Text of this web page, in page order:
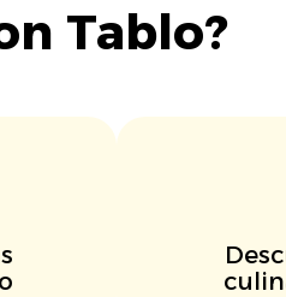
Tablo?